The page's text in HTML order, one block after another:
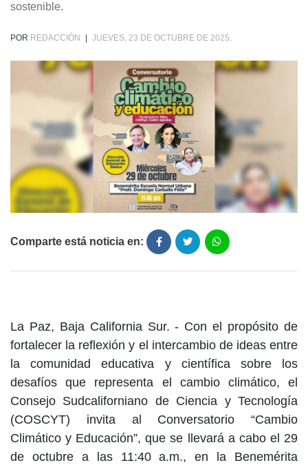
sostenible.
POR REDACCIÓN JUEVES, 23 DE OCTUBRE DE 2025.
Comparte está noticia en:
La Paz, Baja California Sur. - Con el propósito de
fortalecer la reflexión y el intercambio de ideas entre
la comunidad educativa y científica sobre los
desafíos que representa el cambio climático, el
Consejo Sudcaliforniano de Ciencia y Tecnología
(COSCYT) invita al Conversatorio “Cambio
Climático y Educación”, que se llevará a cabo el 29
de octubre a las 11:40 a.m., en la Benemérita